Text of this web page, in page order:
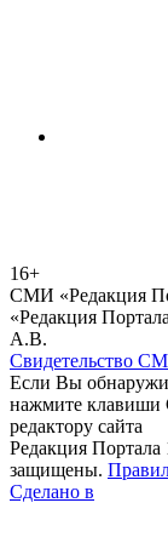
16+
СМИ «Редакция
«Редакция
А.В.
Свидетельство
Если Вы
нажмите клавиши
редактору сайта
Редакция
защищены.
Сделано в